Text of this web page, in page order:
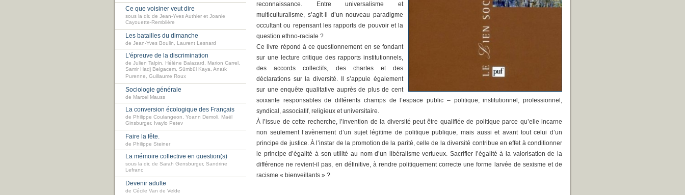
Ce que voisiner veut dire
sous la dir. de Jean-Yves Authier et Joanie
Cayouette-Remblière
Les batailles du dimanche
de Jean-Yves Boulin, Laurent Lesnard
L'épreuve de la discrimination
de Julien Talpin, Hélène Balazard, Marion Carrel,
Samir Hadj Belgacem, Sümbül Kaya, Anaïk
Purenne, Guillaume Roux
Sociologie générale
de Marcel Mauss
La conversion écologique des Français
de Philippe Coulangeon, Yoann Demoli, Maël
Ginsburger, Ivaylo Petev
Faire la fête.
de Philippe Steiner
La mémoire collective en question(s)
sous la dir. de Sarah Gensburger, Sandrine
Lefranc
Devenir adulte
de Cécile Van de Velde
reconnaissance. Entre universalisme et
multiculturalisme, s’agit-il d’un nouveau paradigme
occultant ou repensant les rapports de pouvoir et la
question ethno-raciale ?
Ce livre répond à ce questionnement en se fondant
sur une lecture critique des rapports institutionnels,
des accords collectifs, des chartes et des
déclarations sur la diversité. Il s’appuie également
sur une enquête qualitative auprès de plus de cent
soixante responsables de différents champs de l’espace public – politique, institutionnel, professionnel,
syndical, associatif, religieux et universitaire.
À l’issue de cette recherche, l’invention de la diversité peut être qualifiée de politique parce qu’elle incarne
non seulement l’avènement d’un sujet légitime de politique publique, mais aussi et avant tout celui d’un
principe de justice. À l’instar de la promotion de la parité, celle de la diversité contribue en effet à conditionner
le principe d’égalité à son utilité au nom d’un libéralisme vertueux. Sacrifier l’égalité à la valorisation de la
différence ne revient-il pas, en définitive, à rendre politiquement correcte une forme larvée de sexisme et de
racisme « bienveillants » ?